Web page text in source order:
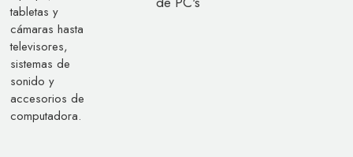
tabletas y
cámaras hasta
televisores,
sistemas de
sonido y
accesorios de
computadora.